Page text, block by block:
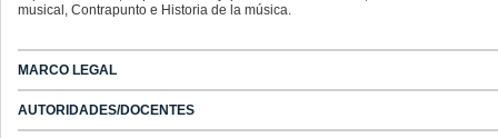
musical, Contrapunto e Historia de la música.
MARCO LEGAL
AUTORIDADES/DOCENTES